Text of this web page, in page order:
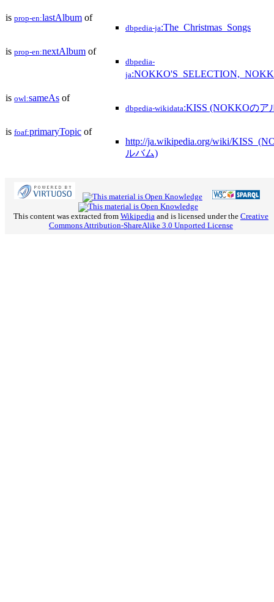
is prop-en:lastAlbum of
dbpedia-ja:The_Christmas_Songs
is prop-en:nextAlbum of
dbpedia-
ja
is owl:sameAs of
dbpedia-wikidata:KISS (NOKKOのア
is foaf:primaryTopic of
http://ja.wikipedia.org/wiki/
ルバム)
This content was extracted from Wikipedia and is licensed under the Creative
Commons Attribution-ShareAlike 3.0 Unported License